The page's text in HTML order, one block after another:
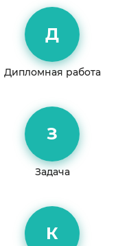
Д
Дипломная работа
З
Задача
К